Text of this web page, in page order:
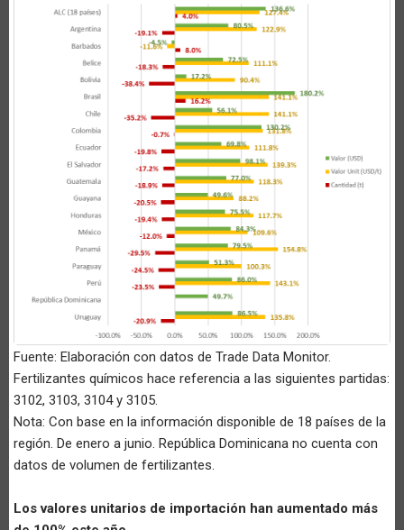
Fuente: Elaboración con datos de Trade Data Monitor.
Fertilizantes químicos hace referencia a las siguientes partidas:
3102, 3103, 3104 y 3105.
Nota: Con base en la información disponible de 18 países de la
región. De enero a junio. República Dominicana no cuenta con
datos de volumen de fertilizantes.
Los valores unitarios de importación han aumentado más